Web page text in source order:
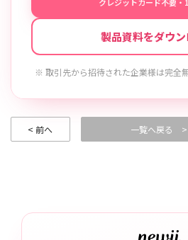
製品資料をダウ
※ 取引先から招待された企業様は完全
< 前へ 一覧へ戻る >